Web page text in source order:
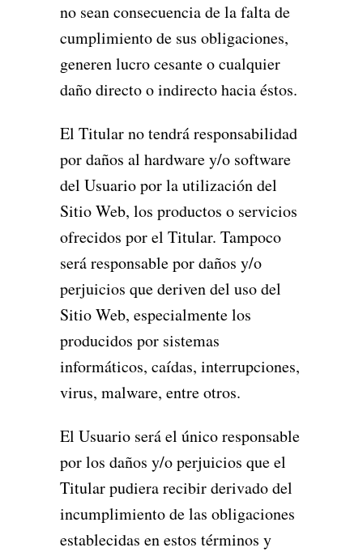
no sean consecuencia de la falta de
cumplimiento de sus obligaciones,
generen lucro cesante o cualquier
daño directo o indirecto hacia éstos.
El Titular no tendrá responsabilidad
por daños al hardware y/o software
del Usuario por la utilización del
Sitio Web, los productos o servicios
ofrecidos por el Titular. Tampoco
será responsable por daños y/o
perjuicios que deriven del uso del
Sitio Web, especialmente los
producidos por sistemas
informáticos, caídas, interrupciones,
virus, malware, entre otros.
El Usuario será el único responsable
por los daños y/o perjuicios que el
Titular pudiera recibir derivado del
incumplimiento de las obligaciones
establecidas en estos términos y